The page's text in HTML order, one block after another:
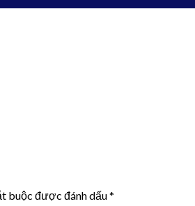
buộc được đánh dấu*